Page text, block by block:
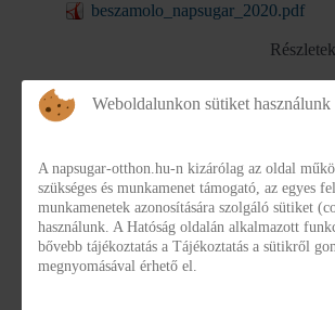
beszamolo_napsugar_2020.pdf
Részletek
2021. évi számviteli beszámoló
Részletek
2018. évi számviteli beszámoló
Weboldalunkon sütiket használunk
A napsugar-otthon.hu-n kizárólag az oldal
szükséges és munkamenet támogató, az egyes
munkamenetek azonosítására szolgáló sütiket
használunk. A Hatóság oldalán alkalmazott
bővebb tájékoztatás a Tájékoztatás a sütikről
megnyomásával érhető el.